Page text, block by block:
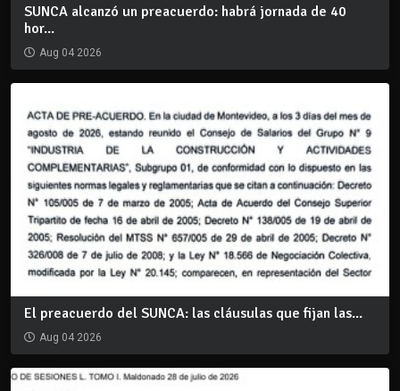
SUNCA alcanzó un preacuerdo: habrá jornada de 40
hor...
Aug 04 2026
El preacuerdo del SUNCA: las cláusulas que fijan las...
Aug 04 2026